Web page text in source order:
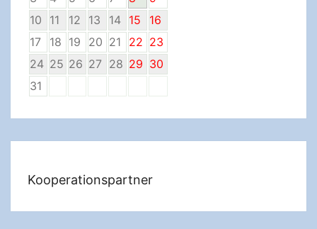
10
11 12 13 14 15
16
17
18 19 20 21 22 23
24 25 26 27 28 29 30
31
Kooperationspartner